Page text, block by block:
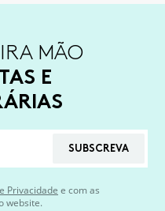
MÃO
E
SUBSCREVA
Privacidade e com as
website.